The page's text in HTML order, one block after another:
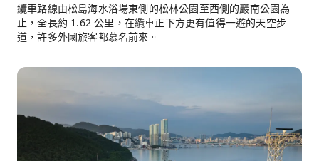
纜車路線由松島海水浴場東側的松林公園至西側的巖南公園為
止，全長約 1.62 公里，在纜車正下方更有值得一遊的天空步
道，許多外國旅客都慕名前來。